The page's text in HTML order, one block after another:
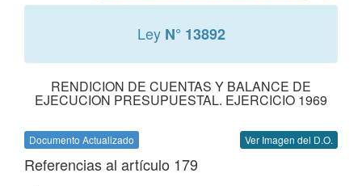
Ley N° 13892
RENDICION DE CUENTAS Y BALANCE DE
EJECUCION PRESUPUESTAL. EJERCICIO 1969
Documento Actualizado Ver Imagen del D.O.
Referencias al artículo 179